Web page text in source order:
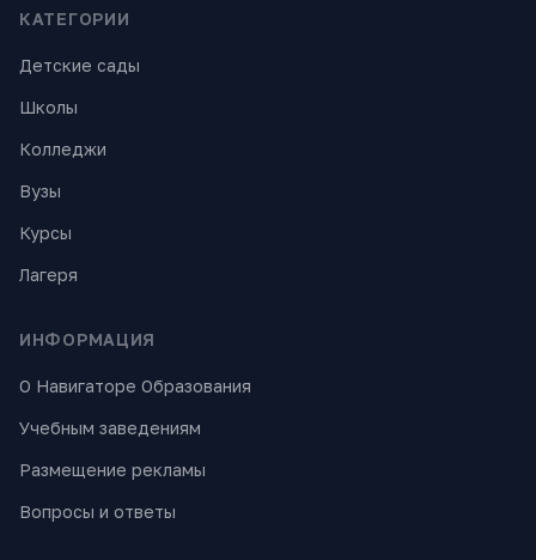
КАТЕГОРИИ
Детские сады
Школы
Колледжи
Вузы
Курсы
Лагеря
ИНФОРМАЦИЯ
О Навигаторе Образования
Учебным заведениям
Размещение рекламы
Вопросы и ответы